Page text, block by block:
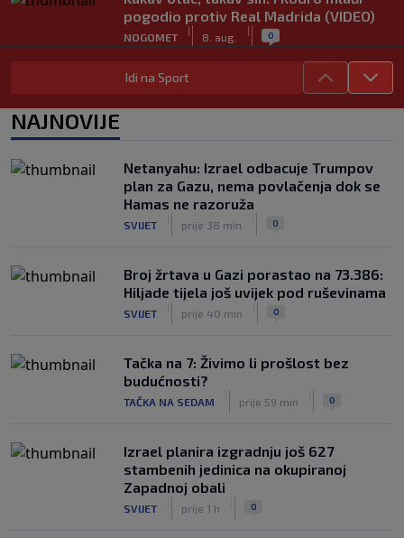
pogodio protiv Real Madrida (VIDEO)
NOGOMET
|
8. aug.
| 0
Sudija dosjetljivim komentarom
nasmijao publiku nakon žalbe tenisera
nasrnuo na gostujuće fudbalere
(VIDEO)
NOGOMET
|
8. aug.
|
Idi na Sport
NAJNOVIJE
Netanyahu: Izrael odbacuje Trumpov
plan za Gazu, nema povlačenja dok se
Hamas ne razoruža
SVIJET prije 38 min 0
Broj žrtava u Gazi porastao na 73.386:
Hiljade tijela još uvijek pod ruševinama
SVIJET prije 40 min 0
Tačka na 7: Živimo li prošlost bez
budućnosti?
TAČKA NA SEDAM prije 59 min 0
Izrael planira izgradnju još 627
stambenih jedinica na okupiranoj
Zapadnoj obali
SVIJET prije 1 h 0